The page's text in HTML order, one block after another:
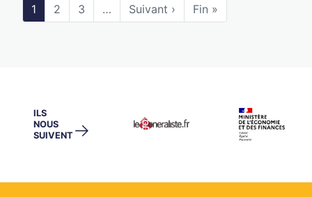
1 2 3 … Suivant › Fin »
ILS
NOUS
SUIVENT →